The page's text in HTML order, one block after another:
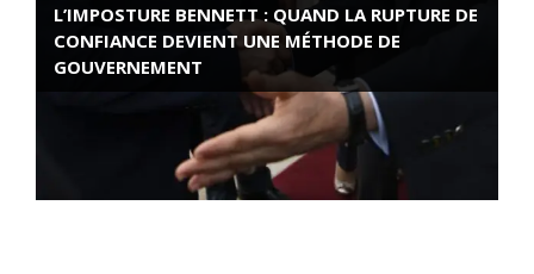
L’IMPOSTURE BENNETT : QUAND LA RUPTURE DE
CONFIANCE DEVIENT UNE MÉTHODE DE
GOUVERNEMENT
ROSE VALLAND, HEROÏNE DE LA RESISTANCE